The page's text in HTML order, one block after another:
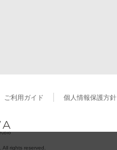
ご利用ガイド 個人情報保護方針
rights reserved.